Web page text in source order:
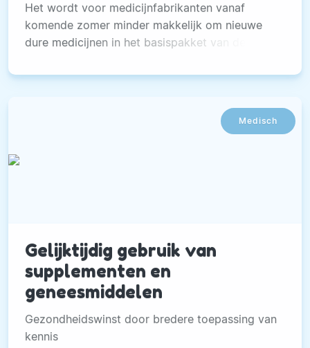
Het wordt voor medicijnfabrikanten vanaf
komende zomer minder makkelijk om nieuwe
dure medicijnen in het basispakket van de
Medisch
Gelijktijdig gebruik van
supplementen en
geneesmiddelen
Gezondheidswinst door bredere toepassing van
kennis